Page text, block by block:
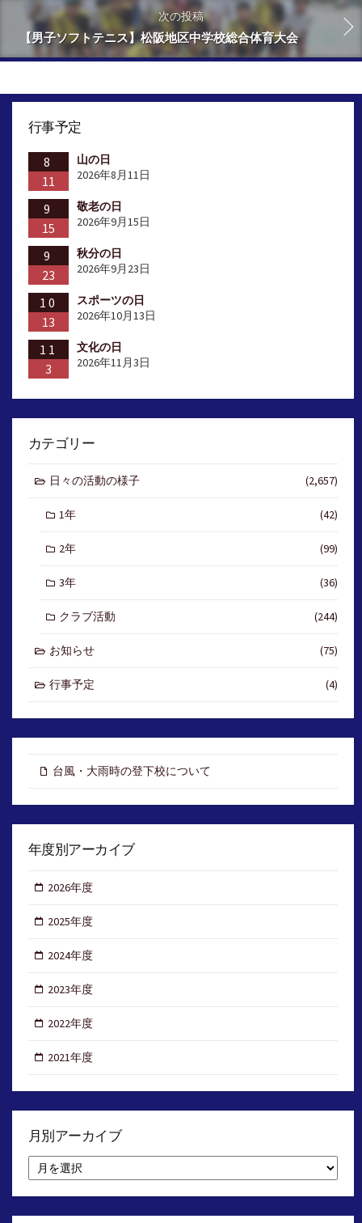
次の投稿
【男子ソフトテニス】松阪地区中学校総合体育大会
行事予定
8
11
山の日
2026年8月11日
9
15
敬老の日
2026年9月15日
9
23
秋分の日
2026年9月23日
10
13
スポーツの日
2026年10月13日
11
3
文化の日
2026年11月3日
カテゴリー
日々の活動の様子 (2,657)
1年 (42)
2年 (99)
3年 (36)
クラブ活動 (244)
お知らせ (75)
行事予定 (4)
台風・大雨時の登下校について
年度別アーカイブ
2026年度
2025年度
2024年度
2023年度
2022年度
2021年度
月別アーカイブ
別
ア